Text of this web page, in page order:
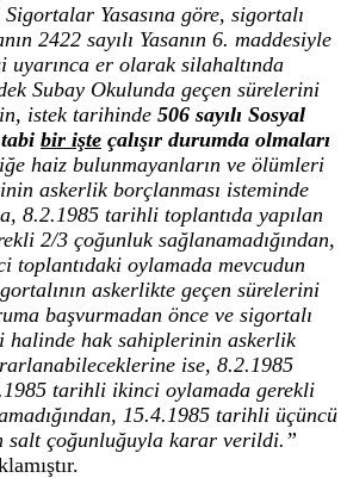
Yasasına göre, sigortalı
2422 sayılı Yasanın 6. maddesiyle
uyarınca er olarak silahaltında
Subay Okulunda geçen sürelerini
istek tarihinde 506 sayılı Sosyal
bir işte çalışır durumda olmaları
haiz bulunmayanların ve ölümleri
askerlik borçlanması isteminde
8.2.1985 tarihli toplantıda yapılan
2/3 çoğunluk sağlanamadığından,
oylamada mevcudun
askerlikte geçen sürelerini
başvurmadan önce ve sigortalı
halinde hak sahiplerinin askerlik
ise, 8.2.1985
tarihli ikinci oylamada gerekli
15.4.1985 tarihli üçüncü
salt çoğunluğuyla karar verildi.”